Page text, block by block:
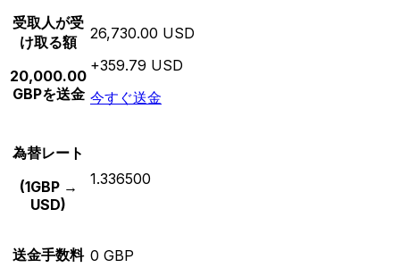
受取人が受
け取る額
20,000.00
GBPを送金
26,730.00 USD
+359.79 USD
今すぐ送金
為替レート
(1GBP →
USD)
1.336500
送金手数料 0 GBP